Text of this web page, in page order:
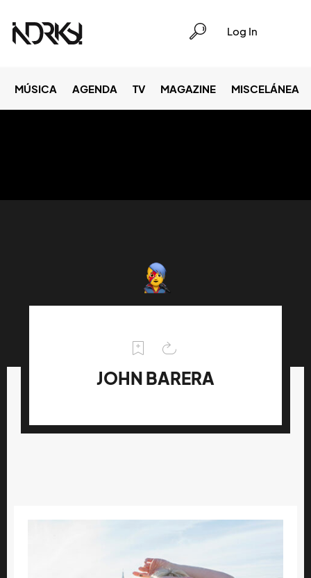
Log In
MÚSICA AGENDA TV MAGAZINE MISCELÁNEA
JOHN BARERA